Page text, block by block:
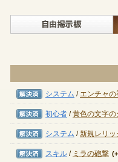
NEXONポイントチャージ
定期メンテナンス
解決済み
システム / エンチャ
解決済み
初心者 /黄色の文字
解決済み
システム /新規レリッ
解決済み
スキル / ミラの砲撃